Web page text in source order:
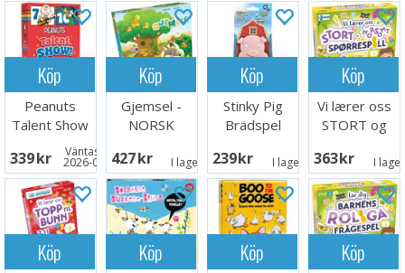
Köp
Peanuts
Talent Show
Kortspel
339 SEK Väntas in:
2026-09-30
Köp
Gjemsel -
NORSK
427 SEK I lager: 2
Köp
Stinky Pig
Brädspel
239 SEK I lager: 1
Köp
Vi lærer oss
STORT og
NORSK
363 SEK I
Köp Köp Köp Köp